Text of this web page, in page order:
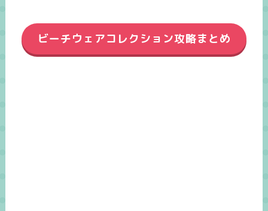
ビーチウェアコレクション攻略まとめ